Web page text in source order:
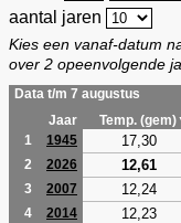
aantal jaren
Kies een vanaf-datum
over 2 opeenvolgende
Data t/m 7 augustus
Jaar
Temp.
1
1945 17,30
2 2026 12,61
3 2007 12,24
4 2014 12,23